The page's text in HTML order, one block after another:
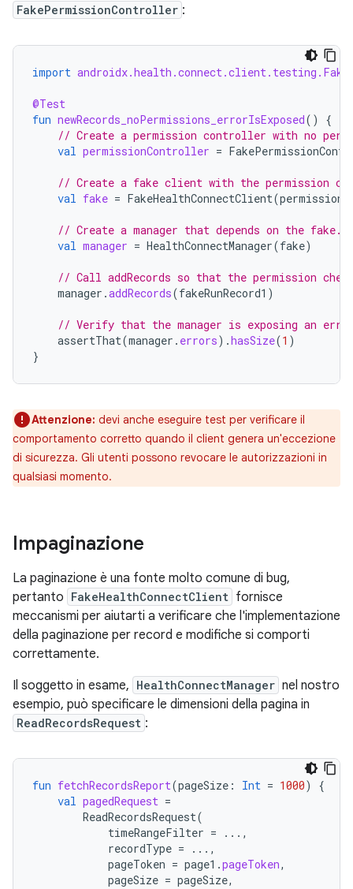
FakePermissionController :
import
@Test
fun newRecords_noPermissions_errorIsExposed()
{
// Create a permission controller with no
val permissionController =
// Create a fake client with the permission
val fake = FakeHealthConnectClient(
// Create a manager that depends on the fake.
val manager = HealthConnectManager(fake)
// Call addRecords so that the permission
manager .addRecords(fakeRunRecord1 )
// Verify that the manager is exposing an
assertThat(manager . errors).hasSize(1 )
}
Attenzione: devi anche eseguire test per verificare il
comportamento corretto quando il client genera un'eccezione
di sicurezza. Gli utenti possono revocare le autorizzazioni in
qualsiasi momento.
Impaginazione
La paginazione è una fonte molto comune di bug,
pertanto FakeHealthConnectClient fornisce
meccanismi per aiutarti a verificare che l'implementazione
della paginazione per record e modifiche si comporti
correttamente.
Il soggetto in esame, HealthConnectManager nel nostro
esempio, può specificare le dimensioni della pagina in
ReadRecordsRequest :
fun fetchRecordsReport(pageSize : Int = 1000)
{
val pagedRequest =
ReadRecordsRequest(
timeRangeFilter =
...,
recordType =
...,
pageToken = page1 .pageToken,
pageSize = pageSize,